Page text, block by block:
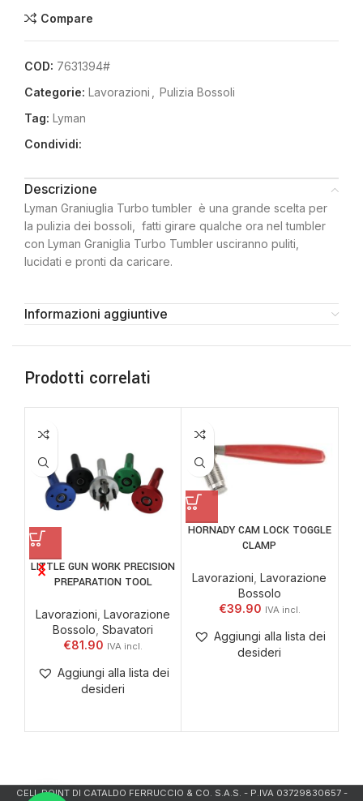
Compare
COD: 7631394#
Categorie: Lavorazioni
Pulizia Bossoli
Tag: Lyman
Condividi:
Descrizione
Lyman Graniuglia Turbo tumbler è una grande scelta per
la pulizia dei bossoli, fatti girare qualche ora nel tumbler
con Lyman Graniglia Turbo Tumbler usciranno puliti,
lucidati e pronti da caricare.
Informazioni aggiuntive
Prodotti correlati
LITTLE GUN WORK PRECISION
PREPARATION TOOL
Lavorazioni Lavorazione
Bossolo Sbavatori
€81.90
Aggiungi alla lista dei
desideri
HORNADY CAM LOCK TOGGLE
CLAMP
Lavorazioni Lavorazione
Bossolo
€39.90
Aggiungi alla lista dei
desideri
CELL.POINT DI CATALDO FERRUCCIO & CO. S.A.S. - P.IVA 03729830657 -